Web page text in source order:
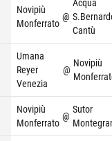
Novipiù
Monferrato
@
Cantù
Umana
Reyer
Venezia
@
Novipiù
Novipiù
Monferrato
@
Sutor